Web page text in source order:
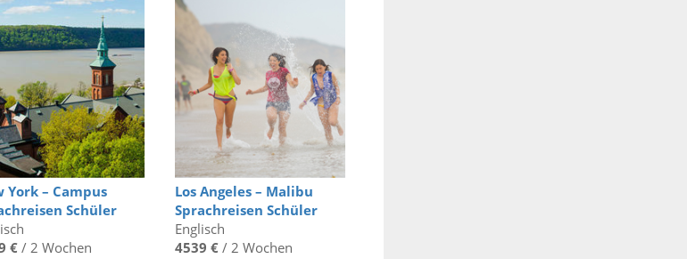
York – Campus
Schüler
€ / 2 Wochen
Los Angeles – Malibu
Sprachreisen Schüler
Englisch
4539 € / 2 Wochen